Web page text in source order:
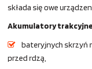
składa się owe
Akumulatory
bateryjnych skrzyń
przed rdzą,